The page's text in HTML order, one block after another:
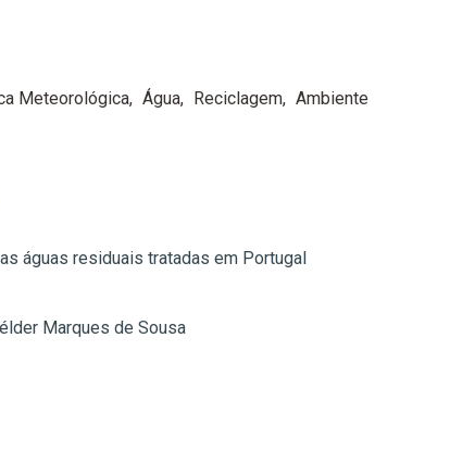
Meteorológica Água Reciclagem Ambiente
águas residuais tratadas em Portugal
Marques de Sousa